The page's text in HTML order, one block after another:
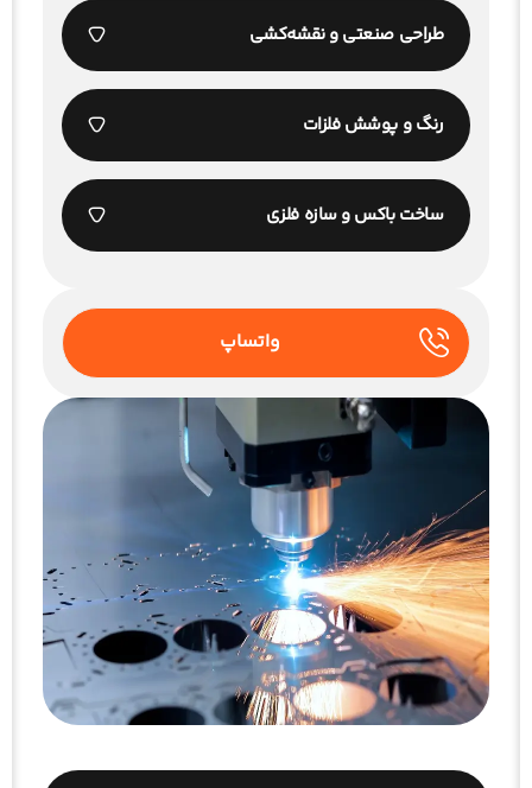
طراحی صنعتی و نقشه‌کشی
رنگ و پوشش فلزات
ساخت باکس و سازه فلزی
واتساپ